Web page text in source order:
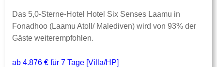
Das 5,0-Sterne-Hotel Hotel Six Senses Laamu in
Fonadhoo (Laamu Atoll/ Malediven) wird von 93% der
Gäste weiterempfohlen.
ab 4.876 € für 7 Tage [Villa/HP]